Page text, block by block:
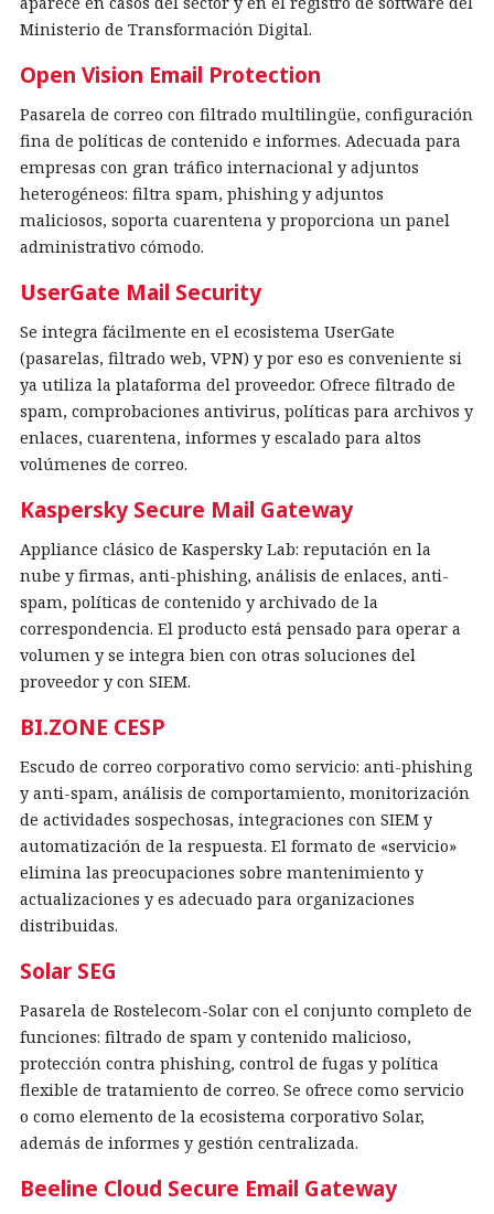
Ministerio de Transformación Digital.
Open Vision Email Protection
Pasarela de correo con filtrado multilingüe, configuración
fina de políticas de contenido e informes. Adecuada para
empresas con gran tráfico internacional y adjuntos
heterogéneos: filtra spam, phishing y adjuntos
maliciosos, soporta cuarentena y proporciona un panel
administrativo cómodo.
UserGate Mail Security
Se integra fácilmente en el ecosistema UserGate
(pasarelas, filtrado web, VPN) y por eso es conveniente si
ya utiliza la plataforma del proveedor. Ofrece filtrado de
spam, comprobaciones antivirus, políticas para archivos y
enlaces, cuarentena, informes y escalado para altos
volúmenes de correo.
Kaspersky Secure Mail Gateway
Appliance clásico de Kaspersky Lab: reputación en la
nube y firmas, anti-phishing, análisis de enlaces, anti-
spam, políticas de contenido y archivado de la
correspondencia. El producto está pensado para operar a
volumen y se integra bien con otras soluciones del
proveedor y con SIEM.
BI.ZONE CESP
Escudo de correo corporativo como servicio: anti-phishing
y anti-spam, análisis de comportamiento, monitorización
de actividades sospechosas, integraciones con SIEM y
automatización de la respuesta. El formato de «servicio»
elimina las preocupaciones sobre mantenimiento y
actualizaciones y es adecuado para organizaciones
distribuidas.
Solar SEG
Pasarela de Rostelecom-Solar con el conjunto completo de
funciones: filtrado de spam y contenido malicioso,
protección contra phishing, control de fugas y política
flexible de tratamiento de correo. Se ofrece como servicio
o como elemento de la ecosistema corporativo Solar,
además de informes y gestión centralizada.
Beeline Cloud Secure Email Gateway